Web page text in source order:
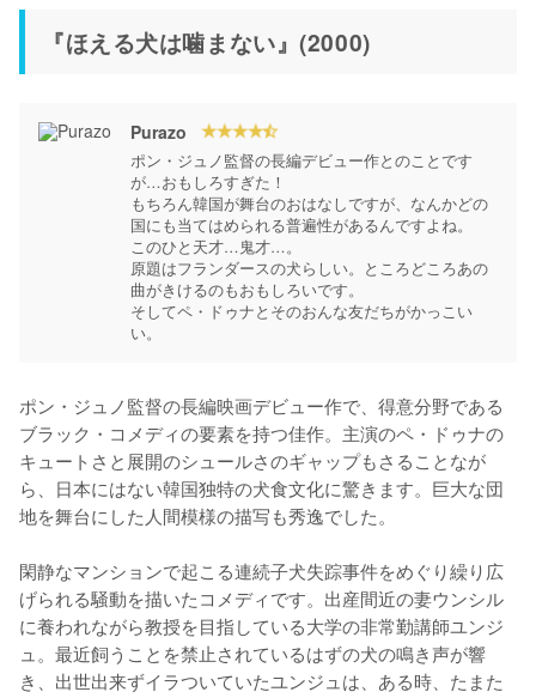
『ほえる犬は噛まない』(2000)
Purazo
ポン・ジュノ監督の長編デビュー作とのことです
が…おもしろすぎた！
もちろん韓国が舞台のおはなしですが、なんかどの
国にも当てはめられる普遍性があるんですよね。
このひと天才…鬼才…。
原題はフランダースの犬らしい。ところどころあの
曲がきけるのもおもしろいです。
そしてペ・ドゥナとそのおんな友だちがかっこい
い。
ポン・ジュノ監督の長編映画デビュー作で、得意分野である
ブラック・コメディの要素を持つ佳作。主演のペ・ドゥナの
キュートさと展開のシュールさのギャップもさることなが
ら、日本にはない韓国独特の犬食文化に驚きます。巨大な団
地を舞台にした人間模様の描写も秀逸でした。
閑静なマンションで起こる連続子犬失踪事件をめぐり繰り広
げられる騒動を描いたコメディです。出産間近の妻ウンシル
に養われながら教授を目指している大学の非常勤講師ユンジ
ュ。最近飼うことを禁止されているはずの犬の鳴き声が響
き、出世出来ずイラついていたユンジュは、ある時、たまた